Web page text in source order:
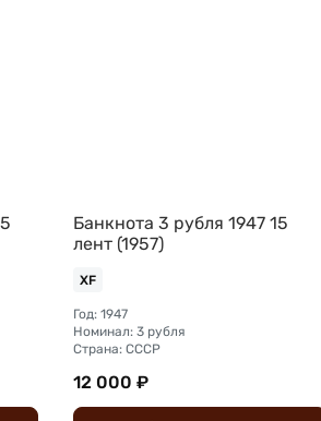
Банкнота 3 рубля 1947 15
лент (1957)
XF
Год: 1947
Номинал: 3 рубля
Страна: СССР
12 000 ₽